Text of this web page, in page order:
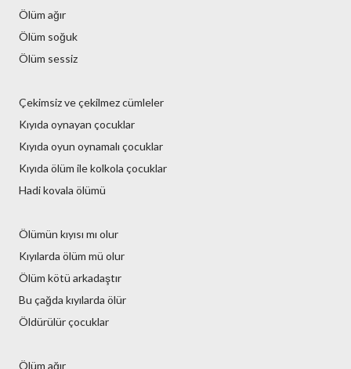
Ölüm ağır
Ölüm soğuk
Ölüm sessiz
Çekimsiz ve çekilmez cümleler
Kıyıda oynayan çocuklar
Kıyıda oyun oynamalı çocuklar
Kıyıda ölüm ile kolkola çocuklar
Hadi kovala ölümü
Ölümün kıyısı mı olur
Kıyılarda ölüm mü olur
Ölüm kötü arkadaştır
Bu çağda kıyılarda ölür
Öldürülür çocuklar
Ölüm ağır